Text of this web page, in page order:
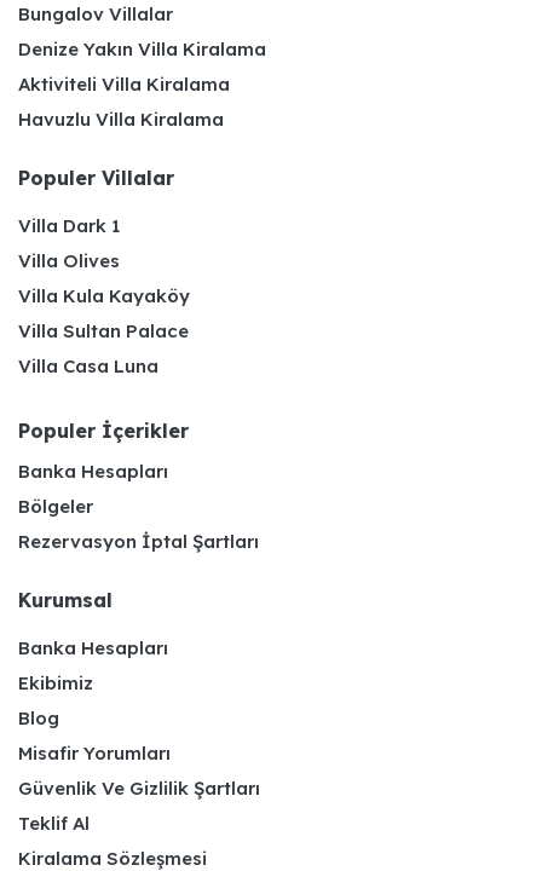
Bungalov Villalar
Denize Yakın Villa Kiralama
Aktiviteli Villa Kiralama
Havuzlu Villa Kiralama
Populer Villalar
Villa Dark 1
Villa Olives
Villa Kula Kayaköy
Villa Sultan Palace
Villa Casa Luna
Populer İçerikler
Banka Hesapları
Bölgeler
Rezervasyon İptal Şartları
Kurumsal
Banka Hesapları
Ekibimiz
Blog
Misafir Yorumları
Güvenlik Ve Gizlilik Şartları
Teklif Al
Kiralama Sözleşmesi